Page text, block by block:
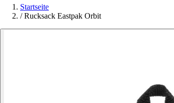
Startseite
/ Rucksack Eastpak Orbit